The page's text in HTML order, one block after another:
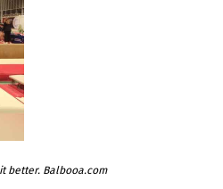
better. Balbooa.com